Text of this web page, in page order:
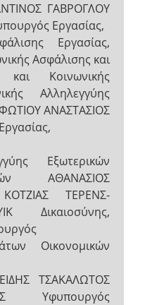
ΓΑΒΡΟΓΛΟΥ
Εργασίας,
Εργασίας,
Ασφάλισης και
και Κοινωνικής
Αλληλεγγύης
ΑΝΑΣΤΑΣΙΟΣ
Εξωτερικών
ΑΘΑΝΑΣΙΟΣ
ΤΕΡΕΝΣ-
Δικαιοσύνης,
Οικονομικών
ΤΣΑΚΑΛΩΤΟΣ
Υφυπουργός